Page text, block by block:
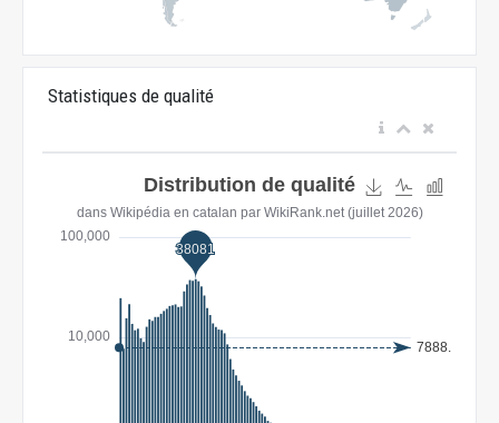
Statistiques de qualité